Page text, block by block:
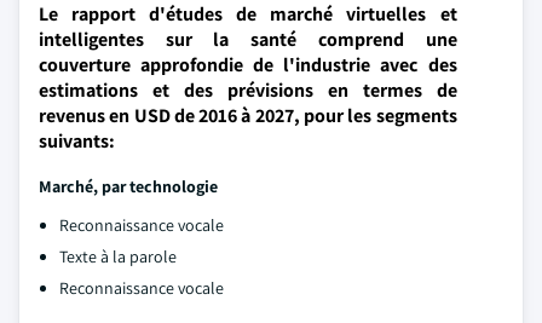
Le rapport d'études de marché virtuelles et
intelligentes sur la santé comprend une
couverture approfondie de l'industrie avec des
estimations et des prévisions en termes de
revenus en USD de 2016 à 2027, pour les segments
suivants:
Marché, par technologie
Reconnaissance vocale
Texte à la parole
Reconnaissance vocale